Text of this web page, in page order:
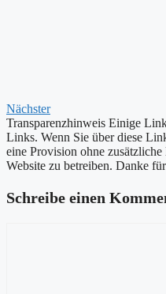
Nächster
Transparenzhinweis Einige
Links. Wenn Sie über diese
eine Provision ohne
Website zu betreiben. Danke
Schreibe einen